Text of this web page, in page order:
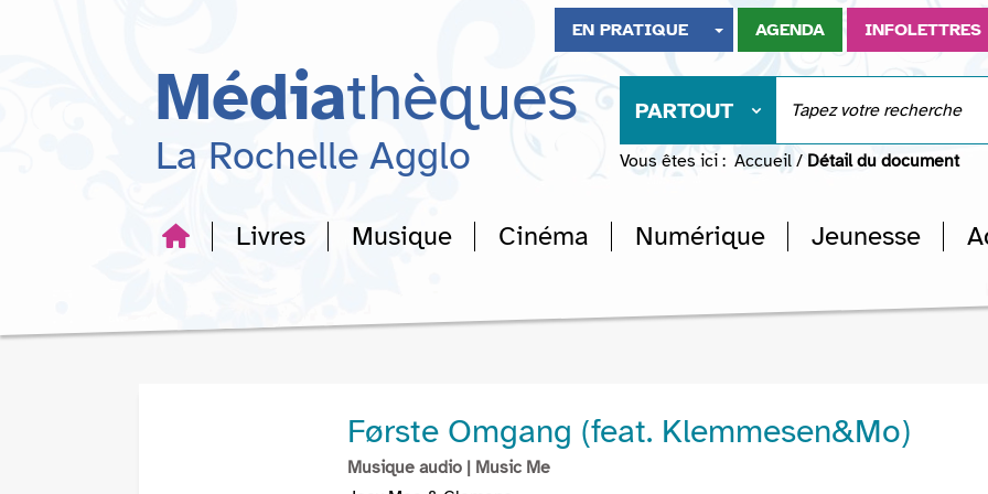
recherche
EN PRATIQUE AGENDA INFOLETTRES
Médiathèques
La Rochelle Agglo
PARTOUT
Vous êtes ici : Accueil / Détail du document
Livres Musique Cinéma Numérique Jeunesse
Første Omgang (feat. Klemmesen&Mo)
Musique audio | Music Me